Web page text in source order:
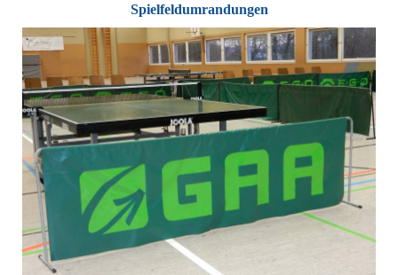
Spielfeldumrandungen